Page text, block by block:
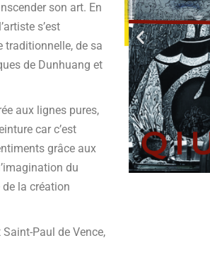
son art. En
s’est
traditionnelle, de sa
de Dunhuang et
aux lignes pures,
car c’est
grâce aux
du
la création
Paul de Vence,